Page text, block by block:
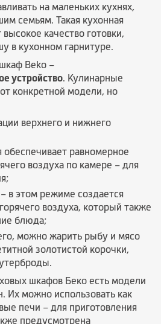
на маленьких кухнях,
семьям. Такая кухонная
качество готовки,
в кухонном гарнитуре.
Beko –
устройство . Кулинарные
конкретной модели, но
верхнего и нижнего
обеспечивает равномерное
воздуха по камере – для
– в этом режиме создается
воздуха, который также
блюда;
можно жарить рыбу и мясо
золотистой корочки,
шкафов Беко есть модели
Их можно использовать как
печи – для приготовления
предусмотрена